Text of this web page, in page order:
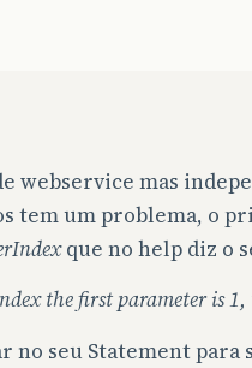
webservice mas
tem um problema, o
que no help diz o
the first parameter is
no seu Statement